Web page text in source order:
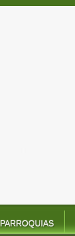
PARROQUIAS